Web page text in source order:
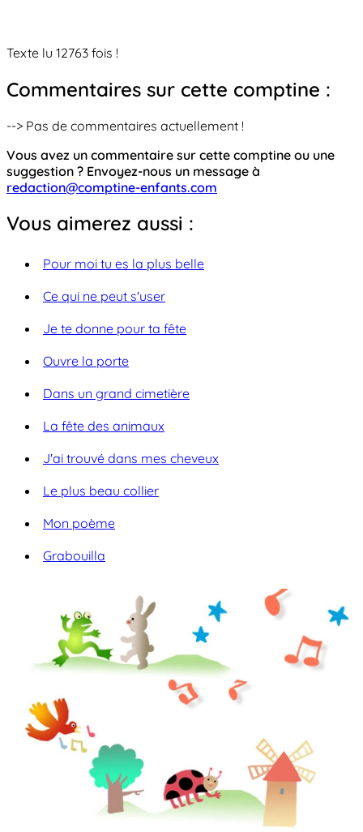
Texte lu 12763 fois !
Commentaires sur cette comptine :
--> Pas de commentaires actuellement !
Vous avez un commentaire sur cette comptine ou une
suggestion ? Envoyez-nous un message à
redaction@comptine-enfants.com
Vous aimerez aussi :
Pour moi tu es la plus belle
Ce qui ne peut s'user
Je te donne pour ta fête
Ouvre la porte
Dans un grand cimetière
La fête des animaux
J'ai trouvé dans mes cheveux
Le plus beau collier
Mon poème
Grabouilla